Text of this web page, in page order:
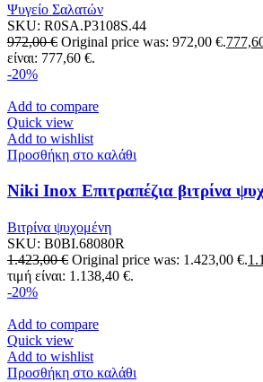
Ψυγείο Σαλατών
SKU: R0SA.P3108S.44
972,00€ Original price was: 972,00 €.
είναι: 777,60 €.
-20%
Add to compare
Quick view
Add to wishlist
Προσθήκη στο καλάθι
Niki Inox Επιτραπέζια βιτρίνα
Βιτρίνα ψυχομένη
SKU: B0BI.68080R
1.423,00€ Original price was: 1.423,00 €.
τιμή είναι: 1.138,40 €.
-20%
Add to compare
Quick view
Add to wishlist
Προσθήκη στο καλάθι